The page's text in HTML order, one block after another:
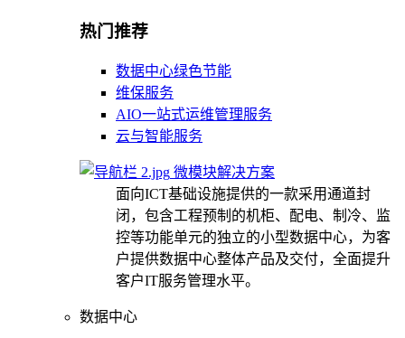
热门推荐
数据中心绿色节能
维保服务
AIO一站式运维管理服务
云与智能服务
微模块解决方案
面向ICT基础设施提供的一款采用通道封
闭，包含工程预制的机柜、配电、制冷、监
控等功能单元的独立的小型数据中心，为客
户提供数据中心整体产品及交付，全面提升
客户IT服务管理水平。
数据中心